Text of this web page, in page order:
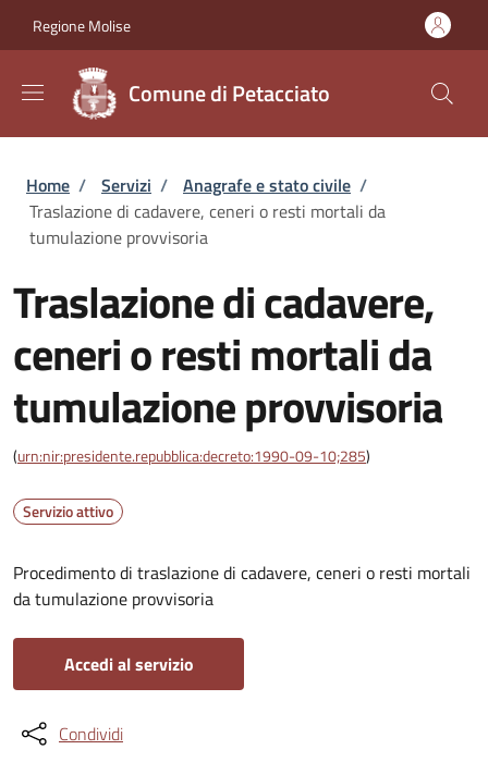
Regione Molise
Comune di Petacciato
Briciole di pane
Home / Servizi / Anagrafe e stato civile /
Traslazione di cadavere, ceneri o resti mortali da
tumulazione provvisoria
Traslazione di cadavere,
ceneri o resti mortali da
tumulazione provvisoria
(urn:nir:presidente.repubblica:decreto:1990-09-10;285)
Servizio attivo
Procedimento di traslazione di cadavere, ceneri o resti mortali
da tumulazione provvisoria
Accedi al servizio
Condividi